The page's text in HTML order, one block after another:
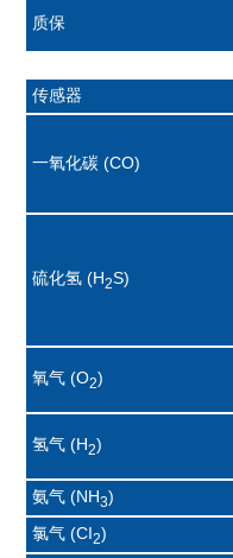
质保
传感器
一氧化碳 (CO)
硫化氢 (H2S)
氧气 (O2)
氢气 (H2)
氨气 (NH3)
氯气 (CI2)